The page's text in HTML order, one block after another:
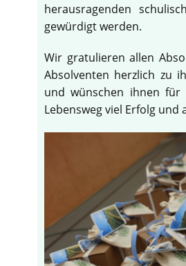
herausragenden
gewürdigt werden.
Wir gratulieren allen
Absolventen herzlich zu
und wünschen ihnen für
Lebensweg viel Erfolg und